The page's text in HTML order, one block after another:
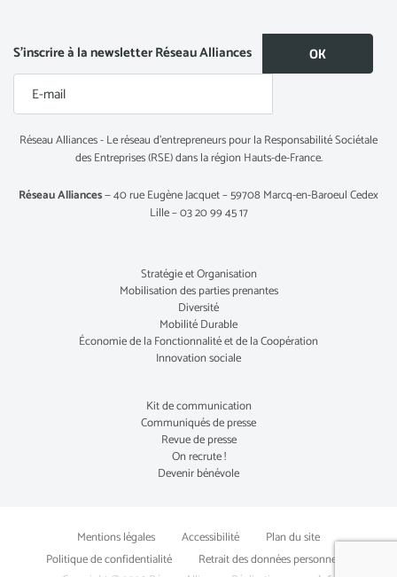
S’inscrire à la newsletter Réseau Alliances
Réseau Alliances - Le réseau d’entrepreneurs pour la Responsabilité Sociétale
des Entreprises (RSE) dans la région Hauts-de-France.
Réseau Alliances— 40 rue Eugène Jacquet – 59708 Marcq-en-Baroeul Cedex
Lille – 03 20 99 45 17
Stratégie et Organisation
Mobilisation des parties prenantes
Diversité
Mobilité Durable
Économie de la Fonctionnalité et de la Coopération
Innovation sociale
Kit de communication
Communiqués de presse
Revue de presse
On recrute !
Devenir bénévole
Mentions légales Accessibilité
Plan du site
Politique de confidentialité
Retrait des données personnelles